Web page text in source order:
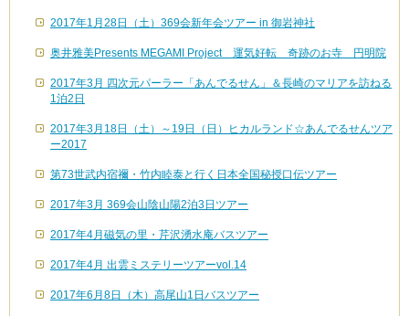
2017年1月28日（土）369会新年会ツアー in 御岩神社
奥井雅美Presents MEGAMI Project 運気好転 奇跡のお寺 円明院
2017年3月 四次元パーラー「あんでるせん」＆長崎のマリアを訪ねる
1泊2日
2017年3月18日（土）～19日（日）ヒカルランド☆あんでるせんツア
ー2017
第73世武内宿禰・竹内睦泰と行く日本全国秘授口伝ツアー
2017年3月 369会山陰山陽2泊3日ツアー
2017年4月磁気の里・芹沢湧水庵バスツアー
2017年4月 出雲ミステリーツアーvol.14
2017年6月8日（木）高尾山1日バスツアー